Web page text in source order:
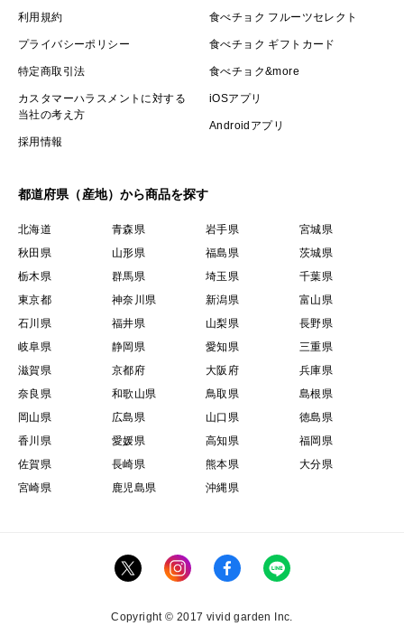
体感できる農業体験も実施し、多くの人に自然の恵みを
感じていただきたいという想いを込めて活動していま
す。
利用規約
プライバシーポリシー
特定商取引法
カスタマーハラスメントに対する
当社の考え方
採用情報
食べチョク フルーツセレクト
食べチョク ギフトカード
食べチョク&more
iOSアプリ
Androidアプリ
都道府県（産地）から商品を探す
北海道 青森県 岩手県
宮城県
秋田県
山形県 福島県
茨城県
栃木県
群馬県 埼玉県
千葉県
東京都
神奈川県 新潟県
富山県
石川県
福井県 山梨県
長野県
岐阜県
静岡県 愛知県
三重県
滋賀県
京都府 大阪府
兵庫県
奈良県
和歌山県 鳥取県
島根県
岡山県
広島県 山口県
徳島県
香川県
愛媛県 高知県
福岡県
佐賀県
長崎県 熊本県
大分県
宮崎県
鹿児島県 沖縄県
Copyright © 2017 vivid garden Inc.